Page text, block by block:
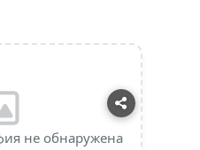
не обнаружена